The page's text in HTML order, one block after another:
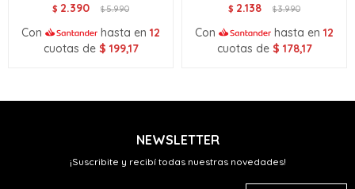
$ 2.390 $5.990
Con hasta en 12
cuotas de $ 199,17
$ 2.138 $3.990
Con hasta en 12
cuotas de $ 178,17
NEWSLETTER
¡Suscribite y recibí todas nuestras novedades!